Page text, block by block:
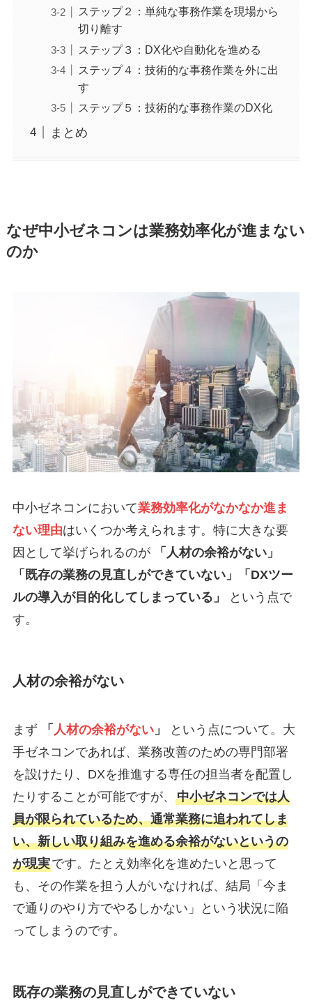
ステップ２：単純な事務作業を現場から
切り離す
ステップ３：DX化や自動化を進める
ステップ４：技術的な事務作業を外に出
す
ステップ５：技術的な事務作業のDX化
まとめ
なぜ中小ゼネコンは業務効率化が進まない
のか
中小ゼネコンにおいて業務効率化がなかなか進ま
ない理由はいくつか考えられます。特に大きな要
因として挙げられるのが
「人材の余裕がない」
「既存の業務の見直しができていない」「DXツー
ルの導入が目的化してしまっている」
という点で
す。
人材の余裕がない
まず 「 人材の余裕がない」
という点について。大
手ゼネコンであれば、業務改善のための専門部署
を設けたり、DXを推進する専任の担当者を配置し
たりすることが可能ですが、 中小ゼネコンでは人
員が限られているため、通常業務に追われてしま
い、新しい取り組みを進める余裕がないというの
が現実です。たとえ効率化を進めたいと思って
も、その作業を担う人がいなければ、結局「今ま
で通りのやり方でやるしかない」という状況に陥
ってしまうのです。
既存の業務の見直しができていない